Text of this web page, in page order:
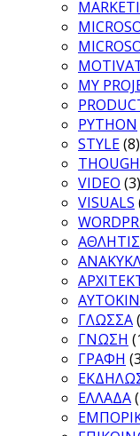
MY
PYTHON
STYLE(8)
VIDEO (3)
VISUALS
ΓΛΩΣΣΑ
ΓΝΩΣΗ
ΓΡΑΦΗ
ΕΛΛΑΔΑ